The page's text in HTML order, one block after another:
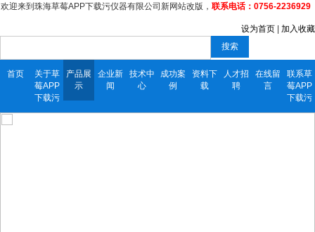
欢迎来到珠海草莓APP下载污仪器有限公司新网站改版， 联系电话：0756-2236929
设为首页
加入收藏
搜索
首页
关于草
莓APP
下载污
产品展
示
企业新
闻
技术中
心
成功案
例
资料下
载
人才招
聘
在线留
言
联系草
莓APP
下载污